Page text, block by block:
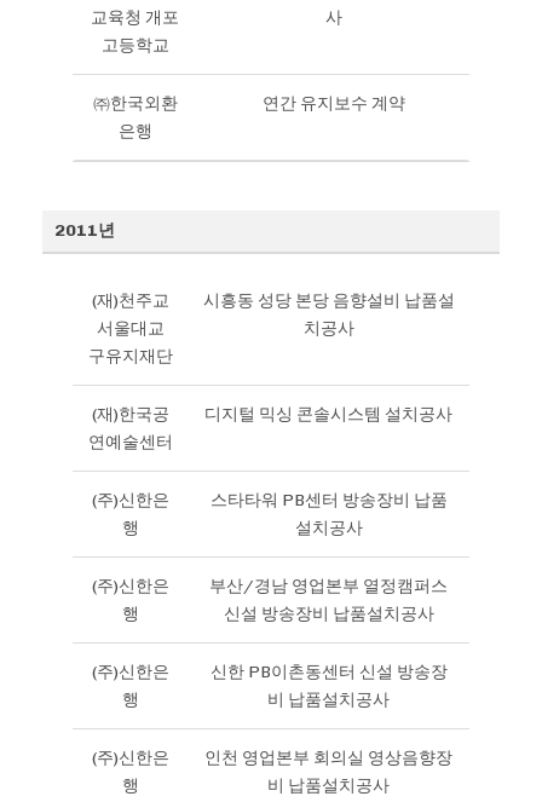
교육청 개포
고등학교
사
㈜한국외환
은행
연간 유지보수 계약
2011년
(재)천주교
서울대교
구유지재단
시흥동 성당 본당 음향설비 납품설
치공사
(재)한국공
연예술센터
디지털 믹싱 콘솔시스템 설치공사
(주)신한은
행
스타타워 PB센터 방송장비 납품
설치공사
(주)신한은
행
부산/경남 영업본부 열정캠퍼스
신설 방송장비 납품설치공사
(주)신한은
행
신한 PB이촌동센터 신설 방송장
비 납품설치공사
(주)신한은
행
인천 영업본부 회의실 영상음향장
비 납품설치공사